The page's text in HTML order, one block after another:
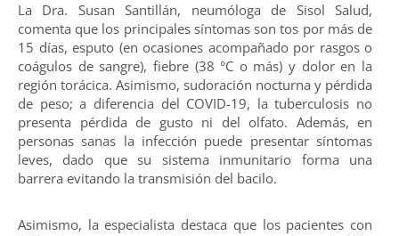
La Dra. Susan Santillán, neumóloga de Sisol Salud,
comenta que los principales síntomas son tos por más de
15 días, esputo (en ocasiones acompañado por rasgos o
coágulos de sangre), fiebre (38 °C o más) y dolor en la
región torácica. Asimismo, sudoración nocturna y pérdida
de peso; a diferencia del COVID-19, la tuberculosis no
presenta pérdida de gusto ni del olfato. Además, en
personas sanas la infección puede presentar síntomas
leves, dado que su sistema inmunitario forma una
barrera evitando la transmisión del bacilo.
Asimismo, la especialista destaca que los pacientes con